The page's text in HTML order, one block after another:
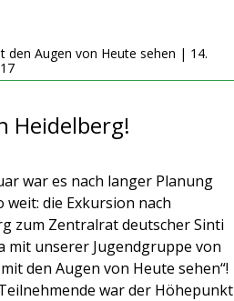
den Augen von Heute sehen | 14.
Heidelberg!
war es nach langer Planung
weit: die Exkursion nach
zum Zentralrat deutscher Sinti
mit unserer Jugendgruppe von
den Augen von Heute sehen“!
war der Höhepunkt